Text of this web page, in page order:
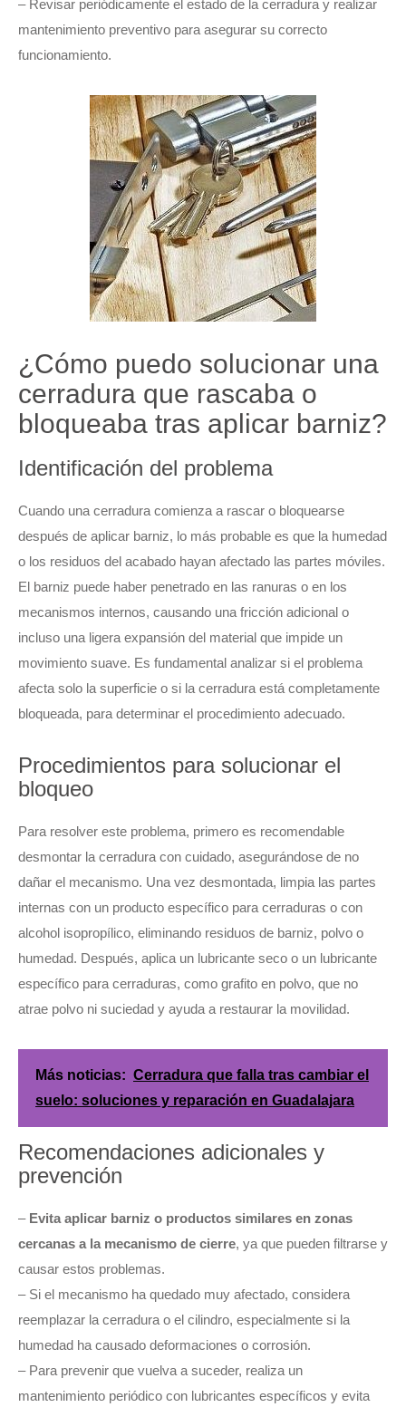
– Revisar periódicamente el estado de la cerradura y realizar
mantenimiento preventivo para asegurar su correcto
funcionamiento.
¿Cómo puedo solucionar una
cerradura que rascaba o
bloqueaba tras aplicar barniz?
Identificación del problema
Cuando una cerradura comienza a rascar o bloquearse
después de aplicar barniz, lo más probable es que la humedad
o los residuos del acabado hayan afectado las partes móviles.
El barniz puede haber penetrado en las ranuras o en los
mecanismos internos, causando una fricción adicional o
incluso una ligera expansión del material que impide un
movimiento suave. Es fundamental analizar si el problema
afecta solo la superficie o si la cerradura está completamente
bloqueada, para determinar el procedimiento adecuado.
Procedimientos para solucionar el
bloqueo
Para resolver este problema, primero es recomendable
desmontar la cerradura con cuidado, asegurándose de no
dañar el mecanismo. Una vez desmontada, limpia las partes
internas con un producto específico para cerraduras o con
alcohol isopropílico, eliminando residuos de barniz, polvo o
humedad. Después, aplica un lubricante seco o un lubricante
específico para cerraduras, como grafito en polvo, que no
atrae polvo ni suciedad y ayuda a restaurar la movilidad.
Más noticias: Cerradura que falla tras cambiar el
suelo: soluciones y reparación en Guadalajara
Recomendaciones adicionales y
prevención
– Evita aplicar barniz o productos similares en zonas
cercanas a la mecanismo de cierre, ya que pueden filtrarse y
causar estos problemas.
– Si el mecanismo ha quedado muy afectado, considera
reemplazar la cerradura o el cilindro, especialmente si la
humedad ha causado deformaciones o corrosión.
– Para prevenir que vuelva a suceder, realiza un
mantenimiento periódico con lubricantes específicos y evita